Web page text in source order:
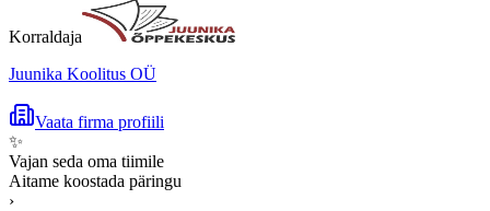
Korraldaja
Juunika Koolitus OÜ
Vaata firma profiili
✨
Vajan seda oma tiimile
Aitame koostada päringu
›